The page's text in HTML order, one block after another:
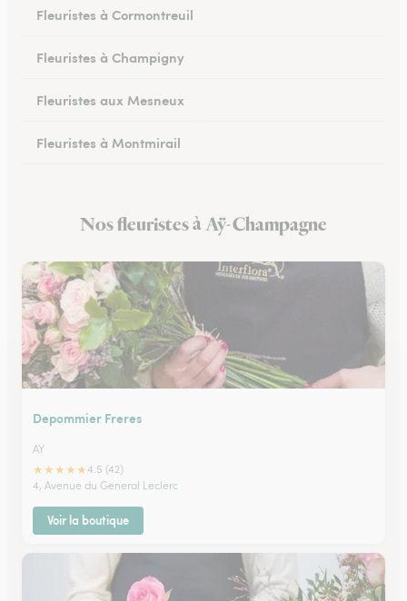
Fleuristes à Cormontreuil
Fleuristes à Champigny
Fleuristes aux Mesneux
Fleuristes à Montmirail
Fleuristes à Vitry-le-François
Nos fleuristes à Aÿ-Champagne
Depommier Freres
AY
★★★★★4.5 (42)
4, Avenue du General Leclerc
Voir la boutique